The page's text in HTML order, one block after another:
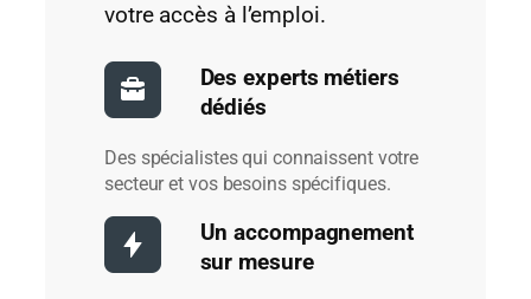
votre accès à l’emploi.
Des experts métiers
dédiés
Des spécialistes qui connaissent votre
secteur et vos besoins spécifiques.
Un accompagnement
sur mesure